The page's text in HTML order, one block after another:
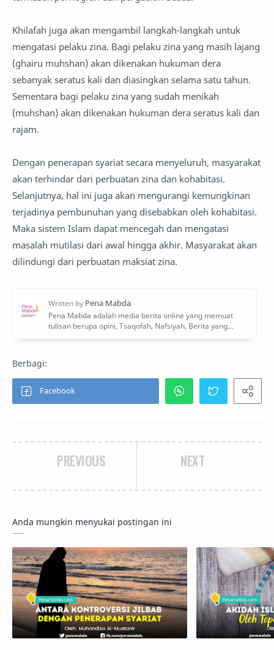
Khilafah juga akan mengambil langkah-langkah untuk
mengatasi pelaku zina. Bagi pelaku zina yang masih lajang
(ghairu muhshan) akan dikenakan hukuman dera
sebanyak seratus kali dan diasingkan selama satu tahun.
Sementara bagi pelaku zina yang sudah menikah
(muhshan) akan dikenakan hukuman dera seratus kali dan
rajam.
Dengan penerapan syariat secara menyeluruh, masyarakat
akan terhindar dari perbuatan zina dan kohabitasi.
Selanjutnya, hal ini juga akan mengurangi kemungkinan
terjadinya pembunuhan yang disebabkan oleh kohabitasi.
Maka sistem Islam dapat mencegah dan mengatasi
masalah mutilasi dari awal hingga akhir. Masyarakat akan
dilindungi dari perbuatan maksiat zina.
NEXT
PREVIOUS
Anda mungkin menyukai postingan ini